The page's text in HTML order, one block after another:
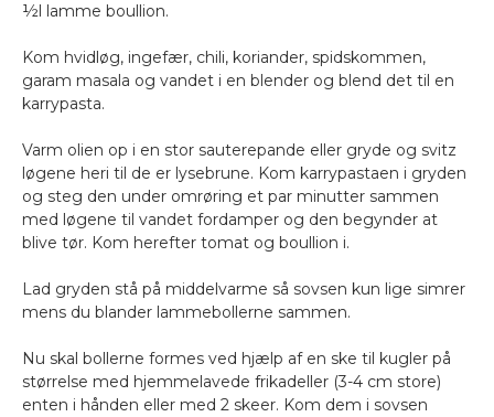
½l lamme boullion.
Kom hvidløg, ingefær, chili, koriander, spidskommen,
garam masala og vandet i en blender og blend det til en
karrypasta.
Varm olien op i en stor sauterepande eller gryde og svitz
løgene heri til de er lysebrune. Kom karrypastaen i gryden
og steg den under omrøring et par minutter sammen
med løgene til vandet fordamper og den begynder at
blive tør. Kom herefter tomat og boullion i.
Lad gryden stå på middelvarme så sovsen kun lige simrer
mens du blander lammebollerne sammen.
Nu skal bollerne formes ved hjælp af en ske til kugler på
størrelse med hjemmelavede frikadeller (3-4 cm store)
enten i hånden eller med 2 skeer. Kom dem i sovsen